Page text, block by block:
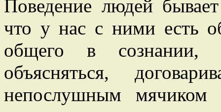
Поведение людей
что у нас с ними есть
общего в
объясняться,
непослушным